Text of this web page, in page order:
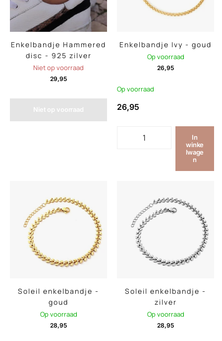
Enkelbandje Hammered
disc - 925 zilver
Niet op voorraad
29,95
Niet op voorraad
Enkelbandje Ivy - goud
Op voorraad
26,95
Op voorraad
26,95
In
winke
lwage
n
Soleil enkelbandje -
goud
Op voorraad
28,95
Soleil enkelbandje -
zilver
Op voorraad
28,95